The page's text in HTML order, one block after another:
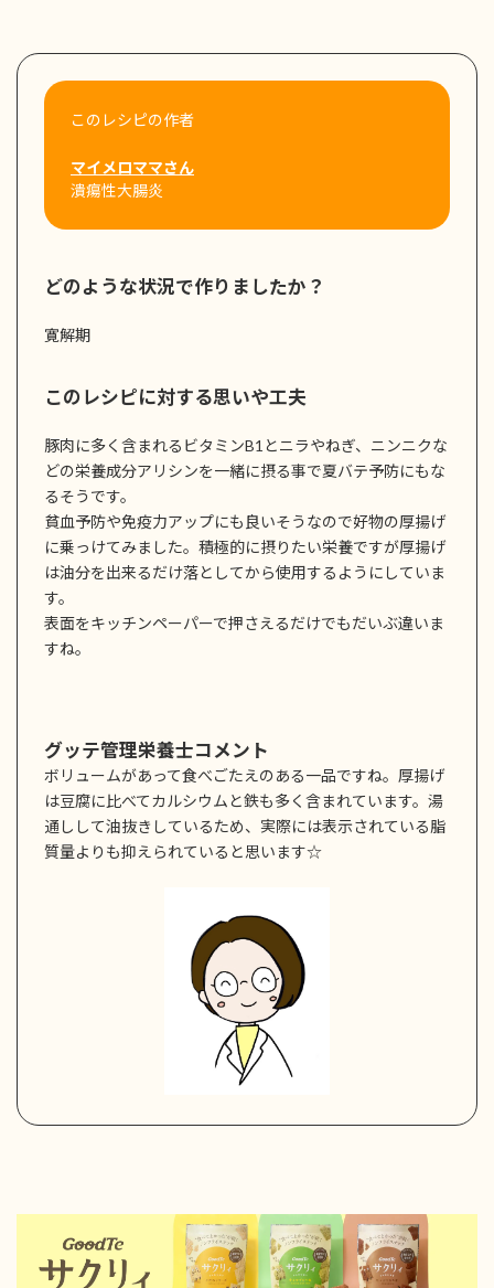
このレシピの作者
マイメロママさん
潰瘍性大腸炎
どのような状況で作りましたか？
寛解期
このレシピに対する思いや工夫
豚肉に多く含まれるビタミンB1とニラやねぎ、ニンニクな
どの栄養成分アリシンを一緒に摂る事で夏バテ予防にもな
るそうです。
貧血予防や免疫力アップにも良いそうなので好物の厚揚げ
に乗っけてみました。積極的に摂りたい栄養ですが厚揚げ
は油分を出来るだけ落としてから使用するようにしていま
す。
表面をキッチンペーパーで押さえるだけでもだいぶ違いま
すね。
グッテ管理栄養士コメント
ボリュームがあって食べごたえのある一品ですね。厚揚げ
は豆腐に比べてカルシウムと鉄も多く含まれています。湯
通しして油抜きしているため、実際には表示されている脂
質量よりも抑えられていると思います☆